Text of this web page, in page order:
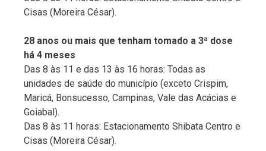
Cisas (Moreira César).
28 anos ou mais que tenham tomado a 3ª dose
há 4 meses
Das 8 às 11 e das 13 às 16 horas: Todas as
unidades de saúde do município (exceto Crispim,
Maricá, Bonsucesso, Campinas, Vale das Acácias e
Goiabal).
Das 8 às 11 horas: Estacionamento Shibata Centro e
Cisas (Moreira César).